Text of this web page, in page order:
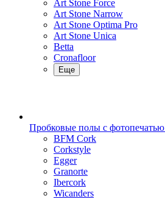
Art Stone Force
Art Stone Narrow
Art Stone Optima Pro
Art Stone Unica
Betta
Cronafloor
Еще
Пробковые полы с фотопечатью
BFM Cork
Corkstyle
Egger
Granorte
Ibercork
Wicanders